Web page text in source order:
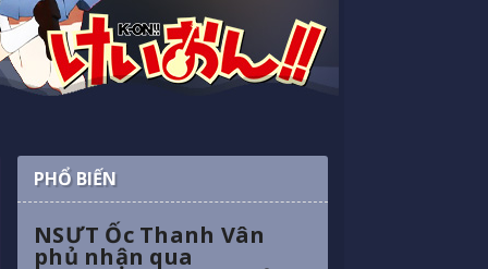
PHỔ BIẾN
NSƯT Ốc Thanh Vân
phủ nhận qua